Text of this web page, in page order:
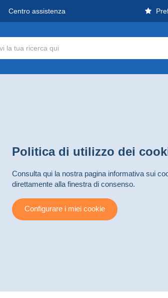
Centro assistenza
Politica di utilizzo dei
Consulta qui la nostra pagina informativa sui
direttamente alla finestra di consenso.
Configurare i miei cookie